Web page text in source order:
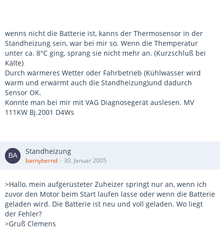
wenns nicht die Batterie ist, kanns der Thermosensor in der
Standheizung sein, war bei mir so. Wenn die Themperatur
unter ca. 8°C ging, sprang sie nicht mehr an. (Kurzschluß bei
Kälte)
Durch wärmeres Wetter oder Fahrbetrieb (Kühlwasser wird
warm und erwärmt auch die Standheizung)und dadurch
Sensor OK.
Konnte man bei mir mit VAG Diagnosegerät auslesen. MV
111KW Bj.2001 D4Ws
Standheizung
barnybernd 30. Januar 2005
>Hallo, mein aufgerüsteter Zuheizer springt nur an, wenn ich
zuvor den Motor beim Start laufen lasse oder wenn die Batterie
geladen wird. Die Batterie ist neu und voll geladen. Wo liegt
der Fehler?
>Gruß Clemens